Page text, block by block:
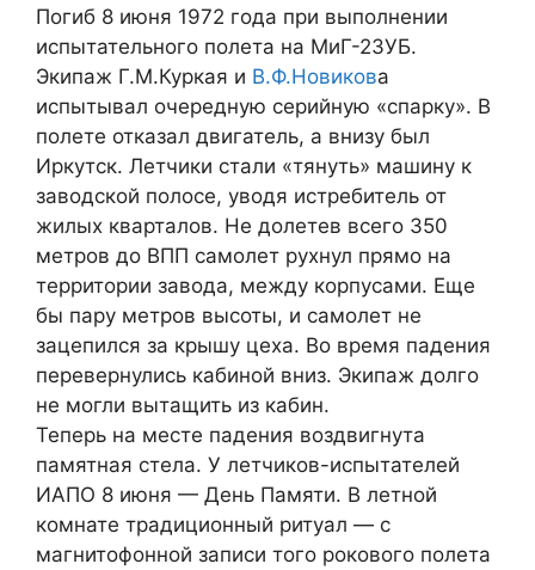
Погиб 8 июня 1972 года при выполнении
испытательного полета на МиГ-23УБ.
Экипаж Г.М.Куркая и В.Ф.Новикова
испытывал очередную серийную «спарку». В
полете отказал двигатель, а внизу был
Иркутск. Летчики стали «тянуть» машину к
заводской полосе, уводя истребитель от
жилых кварталов. Не долетев всего 350
метров до ВПП самолет рухнул прямо на
территории завода, между корпусами. Еще
бы пару метров высоты, и самолет не
зацепился за крышу цеха. Во время падения
перевернулись кабиной вниз. Экипаж долго
не могли вытащить из кабин.
Теперь на месте падения воздвигнута
памятная стела. У летчиков-испытателей
ИАПО 8 июня — День Памяти. В летной
комнате традиционный ритуал — с
магнитофонной записи того рокового полета